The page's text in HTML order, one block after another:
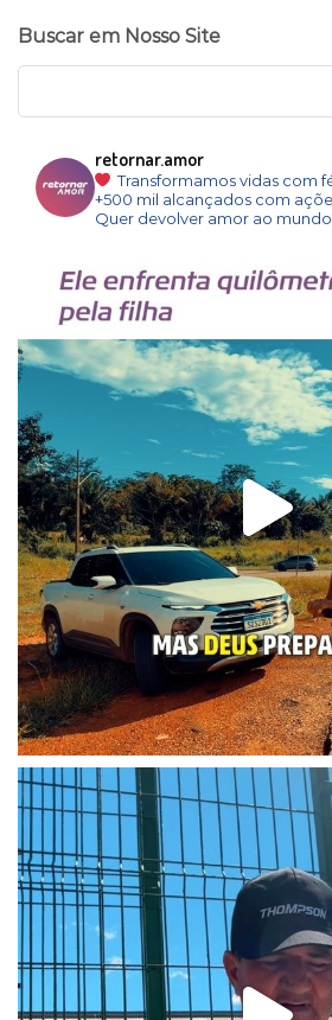
Buscar em Nosso Site
retornar.amor
Transformamos vidas com
+500 mil alcançados com
Quer devolver amor ao